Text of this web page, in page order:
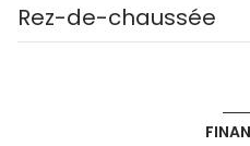
Rez-de-chaussée